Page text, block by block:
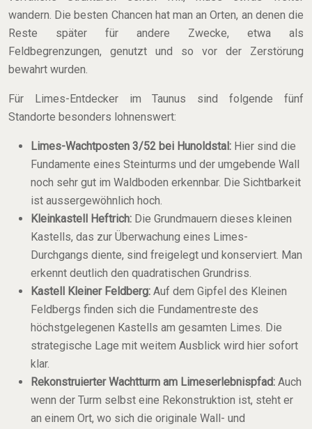
wandern. Die besten Chancen hat man an Orten, an denen die
Reste später für andere Zwecke, etwa als
Feldbegrenzungen, genutzt und so vor der Zerstörung
bewahrt wurden.
Für Limes-Entdecker im Taunus sind folgende fünf
Standorte besonders lohnenswert:
Limes-Wachtposten 3/52 bei Hunoldstal: Hier sind die
Fundamente eines Steinturms und der umgebende Wall
noch sehr gut im Waldboden erkennbar. Die Sichtbarkeit
ist aussergewöhnlich hoch.
Kleinkastell Heftrich: Die Grundmauern dieses kleinen
Kastells, das zur Überwachung eines Limes-
Durchgangs diente, sind freigelegt und konserviert. Man
erkennt deutlich den quadratischen Grundriss.
Kastell Kleiner Feldberg: Auf dem Gipfel des Kleinen
Feldbergs finden sich die Fundamentreste des
höchstgelegenen Kastells am gesamten Limes. Die
strategische Lage mit weitem Ausblick wird hier sofort
klar.
Rekonstruierter Wachtturm am Limeserlebnispfad: Auch
wenn der Turm selbst eine Rekonstruktion ist, steht er
an einem Ort, wo sich die originale Wall- und